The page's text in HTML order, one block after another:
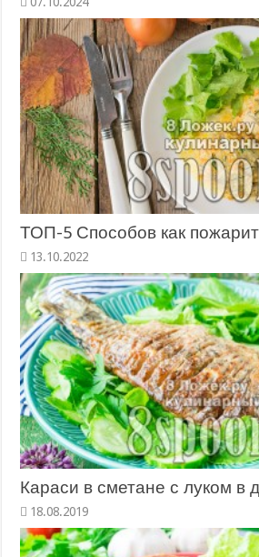
ТОП-5 Способов как
Караси в сметане с луком в